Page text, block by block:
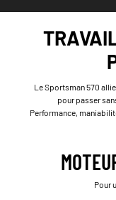
Le Sportsman 570
pour passer
Performance,
Pour